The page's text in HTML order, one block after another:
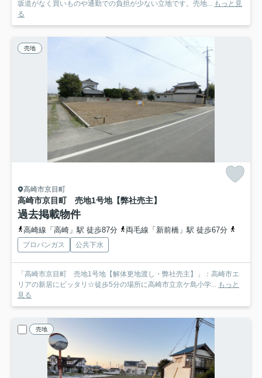
坂道がなく買いものや通勤での負担が少ない立地です。売地... もっと見
る
売地
高崎市京目町
高崎市京目町 売地1号地【弊社売主】
過去掲載物件
高崎線「高崎」駅 徒歩87分 両毛線「新前橋」駅 徒歩67分
プロパンガス 公共下水
「高崎市京目町 売地1号地【解体更地渡し・弊社売主】」：高崎市エ
リアの新居にピッタリ☆徒歩5分の場所に高崎市立京ケ島小学... もっと
見る
売地